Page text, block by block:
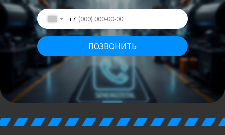
+7
ПОЗВОНИТЬ